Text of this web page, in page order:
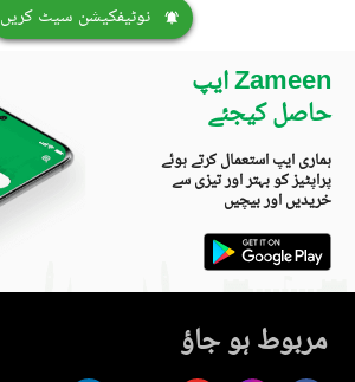
نوٹیفکیشن سیٹ کریں
Zameen ایپ
حاصل کیجئے
ہماری ایپ استعمال کرتے ہوئے
پراپٹیز کو بہتر اور تیزی سے
خریدیں اور بیچیں
مربوط ہو جاؤ